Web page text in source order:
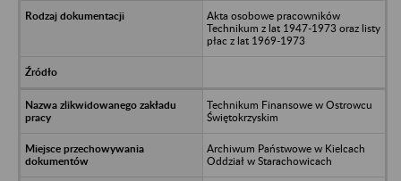
Akta osobowe pracowników
Technikum z lat 1947-1973 oraz listy
płac z lat 1969-1973
Technikum Finansowe w Ostrowcu
Świętokrzyskim
Archiwum Państwowe w Kielcach
Oddział w Starachowicach